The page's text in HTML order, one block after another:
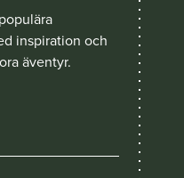
inspiration och
äventyr.